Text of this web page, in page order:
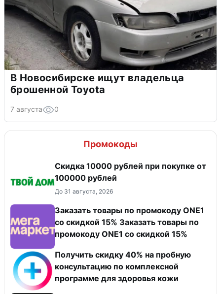
В Новосибирске ищут владельца
брошенной Toyota
7 августа 0
Промокоды
Скидка 10000 рублей при покупке от
100000 рублей
До 31 августа, 2026
Заказать товары по промокоду ONE1
со скидкой 15% Заказать товары по
промокоду ONE1 со скидкой 15%
Получить скидку 40% на пробную
консультацию по комплексной
программе для здоровья кожи